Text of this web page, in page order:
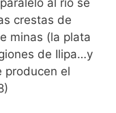
al río se
crestas de
minas (la plata
de Ilipa…y
producen el